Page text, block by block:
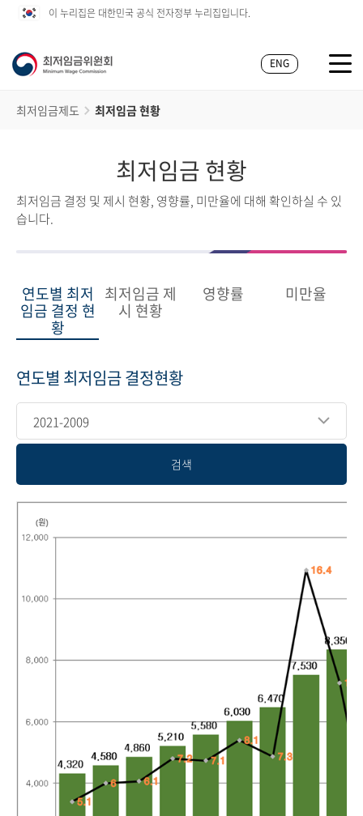
이 누리집은 대한민국 공식 전자정부 누리집입니다.
ENG
최저임금제도 최저임금 현황
최저임금 현황
최저임금 결정 및 제시 현황, 영향률, 미만율에 대해 확인하실 수 있
습니다.
연도별 최저
임금 결정 현
황
최저임금 제
시 현황
영향률 미만율
연도별 최저임금 결정현황
2021-2009
검색